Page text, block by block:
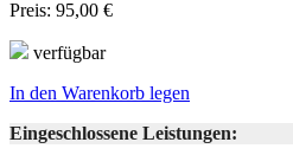
Preis: 95,00 €
verfügbar
In den Warenkorb legen
Eingeschlossene Leistungen: